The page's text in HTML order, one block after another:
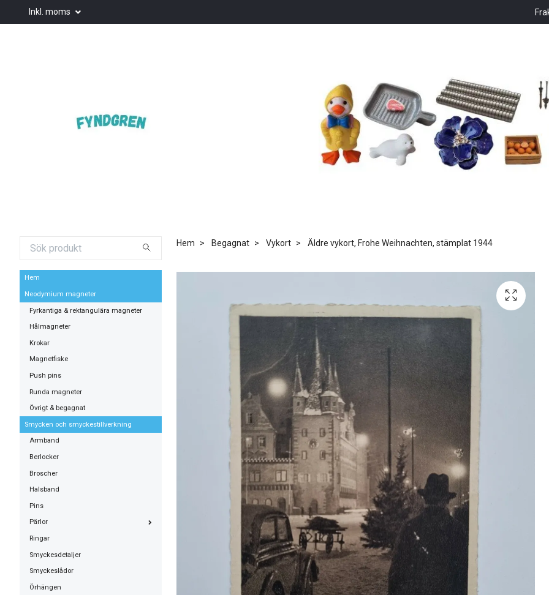
Inkl. moms
Hem
Neodymium magneter
Fyrkantiga & rektangulära magneter
Hålmagneter
Krokar
Magnetfiske
Push pins
Runda magneter
Övrigt & begagnat
Smycken och smyckestillverkning
Armband
Berlocker
Broscher
Halsband
Pins
Pärlor
Ringar
Smyckesdetaljer
Smyckeslådor
Örhängen
Hem Begagnat Vykort Äldre vykort, Frohe Weihnachten, stämplat 1944